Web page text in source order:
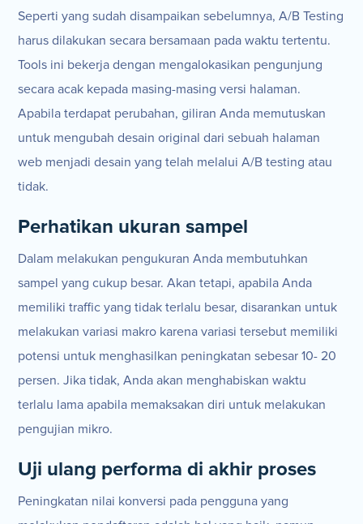
Seperti yang sudah disampaikan sebelumnya, A/B Testing
harus dilakukan secara bersamaan pada waktu tertentu.
Tools ini bekerja dengan mengalokasikan pengunjung
secara acak kepada masing-masing versi halaman.
Apabila terdapat perubahan, giliran Anda memutuskan
untuk mengubah desain original dari sebuah halaman
web menjadi desain yang telah melalui A/B testing atau
tidak.
Perhatikan ukuran sampel
Dalam melakukan pengukuran Anda membutuhkan
sampel yang cukup besar. Akan tetapi, apabila Anda
memiliki traffic yang tidak terlalu besar, disarankan untuk
melakukan variasi makro karena variasi tersebut memiliki
potensi untuk menghasilkan peningkatan sebesar 10- 20
persen. Jika tidak, Anda akan menghabiskan waktu
terlalu lama apabila memaksakan diri untuk melakukan
pengujian mikro.
Uji ulang performa di akhir proses
Peningkatan nilai konversi pada pengguna yang